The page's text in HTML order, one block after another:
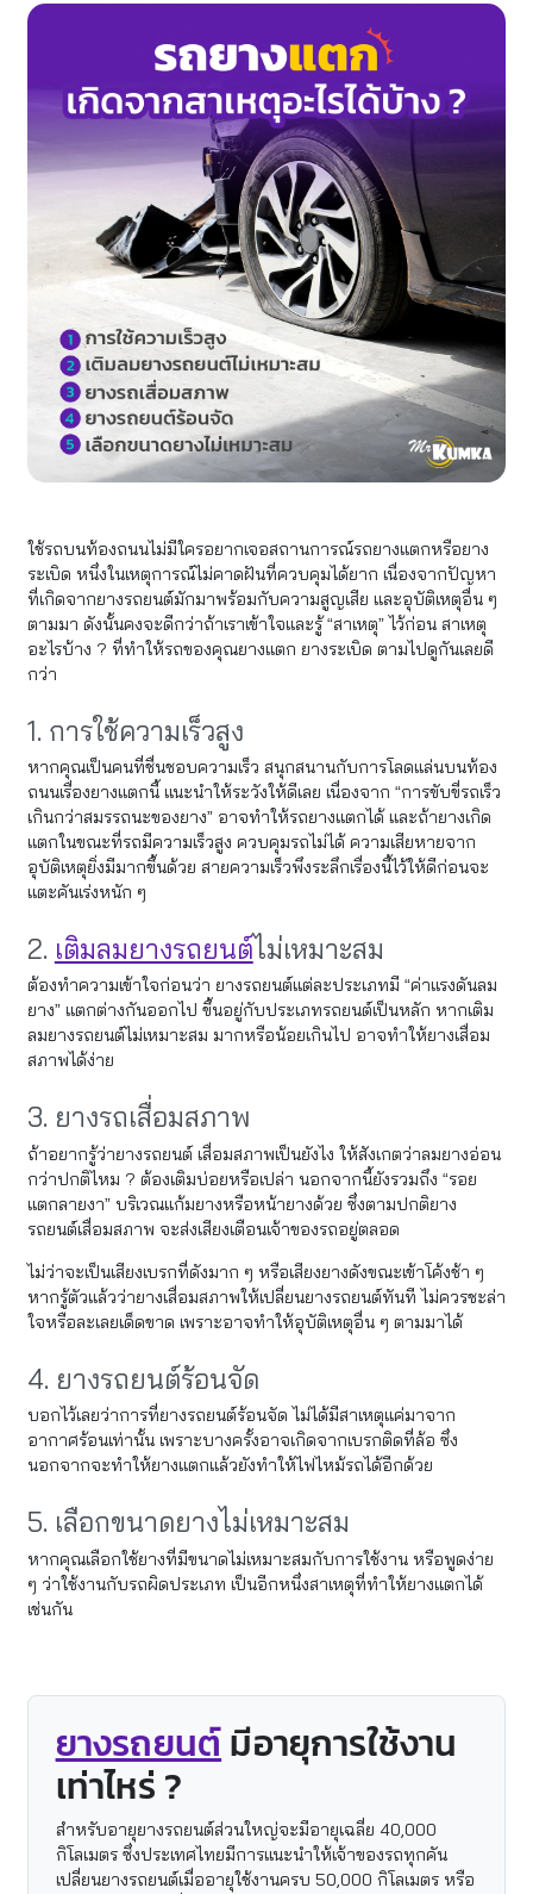
ใช้รถบนท้องถนนไม่มีใครอยากเจอสถานการณ์รถยางแตกหรือยาง
ระเบิด หนึ่งในเหตุการณ์ไม่คาดฝันที่ควบคุมได้ยาก เนื่องจากปัญหา
ที่เกิดจากยางรถยนต์มักมาพร้อมกับความสูญเสีย และอุบัติเหตุอื่น ๆ
ตามมา ดังนั้นคงจะดีกว่าถ้าเราเข้าใจและรู้ “สาเหตุ” ไว้ก่อน สาเหตุ
อะไรบ้าง ? ที่ทำให้รถของคุณยางแตก ยางระเบิด ตามไปดูกันเลยดี
กว่า
1. การใช้ความเร็วสูง
หากคุณเป็นคนที่ชื่นชอบความเร็ว สนุกสนานกับการโลดแล่นบนท้อง
ถนนเรื่องยางแตกนี้ แนะนำให้ระวังให้ดีเลย เนื่องจาก “การขับขี่รถเร็ว
เกินกว่าสมรรถนะของยาง” อาจทำให้รถยางแตกได้ และถ้ายางเกิด
แตกในขณะที่รถมีความเร็วสูง ควบคุมรถไม่ได้ ความเสียหายจาก
อุบัติเหตุยิ่งมีมากขึ้นด้วย สายความเร็วพึงระลึกเรื่องนี้ไว้ให้ดีก่อนจะ
แตะคันเร่งหนัก ๆ
2. เติมลมยางรถยนต์ไม่เหมาะสม
ต้องทำความเข้าใจก่อนว่า ยางรถยนต์แต่ละประเภทมี “ค่าแรงดันลม
ยาง” แตกต่างกันออกไป ขึ้นอยู่กับประเภทรถยนต์เป็นหลัก หากเติม
ลมยางรถยนต์ไม่เหมาะสม มากหรือน้อยเกินไป อาจทำให้ยางเสื่อม
สภาพได้ง่าย
3. ยางรถเสื่อมสภาพ
ถ้าอยากรู้ว่ายางรถยนต์ เสื่อมสภาพเป็นยังไง ให้สังเกตว่าลมยางอ่อน
กว่าปกติไหม ? ต้องเติมบ่อยหรือเปล่า นอกจากนี้ยังรวมถึง “รอย
แตกลายงา” บริเวณแก้มยางหรือหน้ายางด้วย ซึ่งตามปกติยาง
รถยนต์เสื่อมสภาพ จะส่งเสียงเตือนเจ้าของรถอยู่ตลอด
ไม่ว่าจะเป็นเสียงเบรกที่ดังมาก ๆ หรือเสียงยางดังขณะเข้าโค้งช้า ๆ
หากรู้ตัวแล้วว่ายางเสื่อมสภาพให้เปลี่ยนยางรถยนต์ทันที ไม่ควรชะล่า
ใจหรือละเลยเด็ดขาด เพราะอาจทำให้อุบัติเหตุอื่น ๆ ตามมาได้
4. ยางรถยนต์ร้อนจัด
บอกไว้เลยว่าการที่ยางรถยนต์ร้อนจัด ไม่ได้มีสาเหตุแค่มาจาก
อากาศร้อนเท่านั้น เพราะบางครั้งอาจเกิดจากเบรกติดที่ล้อ ซึ่ง
นอกจากจะทำให้ยางแตกแล้วยังทำให้ไฟไหม้รถได้อีกด้วย
5. เลือกขนาดยางไม่เหมาะสม
หากคุณเลือกใช้ยางที่มีขนาดไม่เหมาะสมกับการใช้งาน หรือพูดง่าย
ๆ ว่าใช้งานกับรถผิดประเภท เป็นอีกหนึ่งสาเหตุที่ทำให้ยางแตกได้
เช่นกัน
ยางรถยนต์มีอายุการใช้งาน
เท่าไหร่ ?
สำหรับอายุยางรถยนต์ส่วนใหญ่จะมีอายุเฉลี่ย 40,000
กิโลเมตร ซึ่งประเทศไทยมีการแนะนำให้เจ้าของรถทุกคัน
เปลี่ยนยางรถยนต์เมื่ออายุใช้งานครบ 50,000 กิโลเมตร หรือ